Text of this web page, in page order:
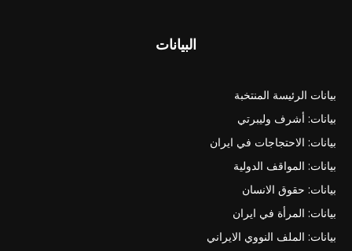
البيانات
بيانات الرئيسة المنتخبة
بيانات: أشرف وليبرتي
بيانات: الاحتجاجات في ايران
بيانات: المواقف الدولية
بيانات: حقوق الانسان
بيانات: المرأة في ايران
بيانات: الملف النووي الايراني